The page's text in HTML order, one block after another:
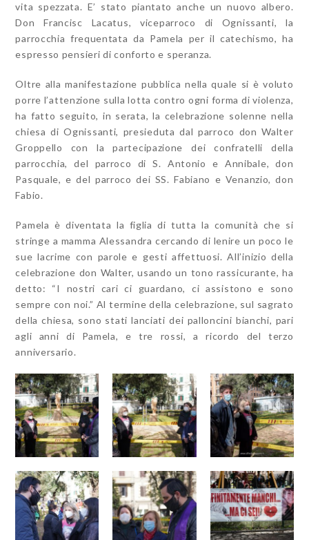
vita spezzata. E’ stato piantato anche un nuovo albero.
Don Francisc Lacatus, viceparroco di Ognissanti, la
parrocchia frequentata da Pamela per il catechismo, ha
espresso pensieri di conforto e speranza.
Oltre alla manifestazione pubblica nella quale si è voluto
porre l’attenzione sulla lotta contro ogni forma di violenza,
ha fatto seguito, in serata, la celebrazione solenne nella
chiesa di Ognissanti, presieduta dal parroco don Walter
Groppello con la partecipazione dei confratelli della
parrocchia, del parroco di S. Antonio e Annibale, don
Pasquale, e del parroco dei SS. Fabiano e Venanzio, don
Fabio.
Pamela è diventata la figlia di tutta la comunità che si
stringe a mamma Alessandra cercando di lenire un poco le
sue lacrime con parole e gesti affettuosi. All’inizio della
celebrazione don Walter, usando un tono rassicurante, ha
detto: “I nostri cari ci guardano, ci assistono e sono
sempre con noi.” Al termine della celebrazione, sul sagrato
della chiesa, sono stati lanciati dei palloncini bianchi, pari
agli anni di Pamela, e tre rossi, a ricordo del terzo
anniversario.